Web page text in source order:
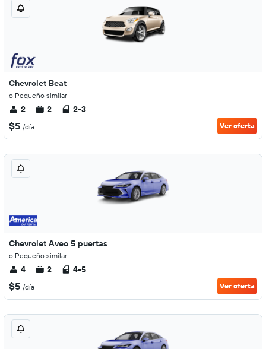
Chevrolet Beat
o Pequeño similar
2 2 2-3
$5 /día Ver oferta
Chevrolet Aveo 5 puertas
o Pequeño similar
4 2 4-5
$5 /día Ver oferta